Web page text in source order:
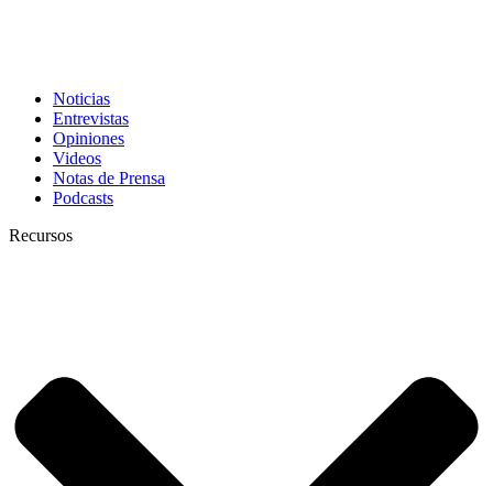
Noticias
Entrevistas
Opiniones
Videos
Notas de Prensa
Podcasts
Recursos